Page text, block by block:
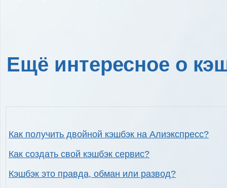
Ещё интересное о
Как получить двойной кэшбэк на Алиэкспресс?
Как создать свой кэшбэк сервис?
Кэшбэк это правда, обман или развод?